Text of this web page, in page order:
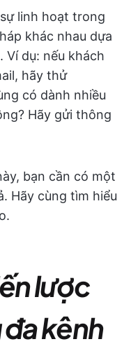
linh hoạt trong
khác nhau dựa
dụ: nếu khách
hãy thử
có dành nhiều
Hãy gửi thông
bạn cần có một
Hãy cùng tìm hiểu
lược
kênh